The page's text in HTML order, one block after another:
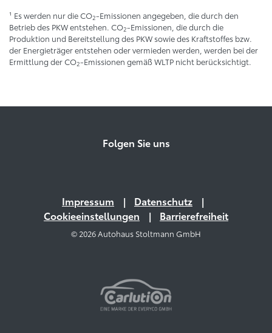
¹ Es werden nur die CO2-Emissionen angegeben, die durch den
Betrieb des PKW entstehen. CO2-Emissionen, die durch die
Produktion und Bereitstellung des PKW sowie des Kraftstoffes bzw.
der Energieträger entstehen oder vermieden werden, werden bei der
Ermittlung der CO2-Emissionen gemäß WLTP nicht berücksichtigt.
Folgen Sie uns
Impressum
Datenschutz
Cookieeinstellungen
Barrierefreiheit
© 2026 Autohaus Stoltmann GmbH